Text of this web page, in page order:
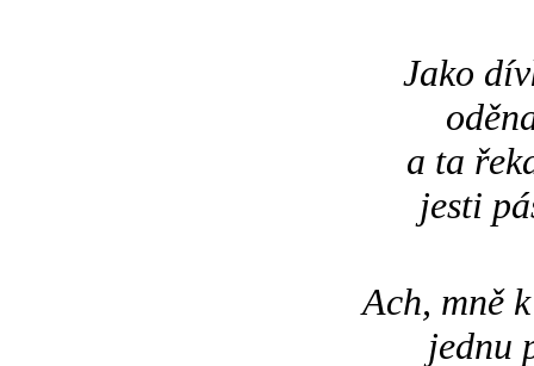
Jako
a ta
jesti
Ach, mně
jednu